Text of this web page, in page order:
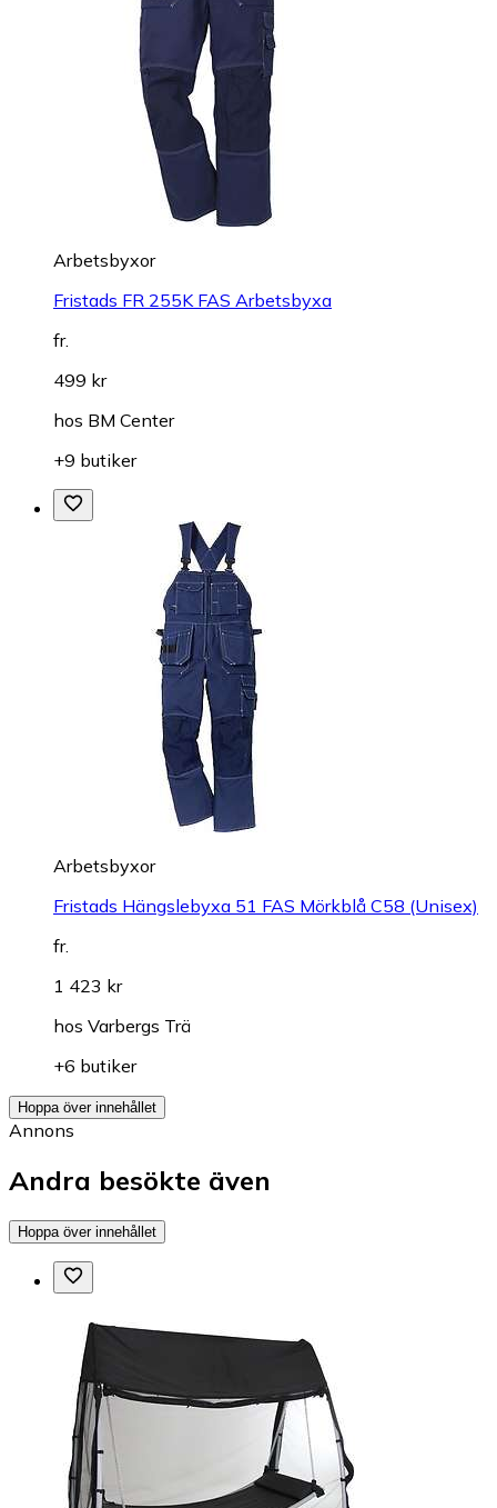
Arbetsbyxor
Fristads FR 255K FAS Arbetsbyxa
fr.
499 kr
hos BM Center
+9 butiker
Arbetsbyxor
Fristads Hängslebyxa 51 FAS Mörkblå C58 (Unisex)
fr.
1 423 kr
hos Varbergs Trä
+6 butiker
Hoppa över innehållet
Annons
Andra besökte även
Hoppa över innehållet